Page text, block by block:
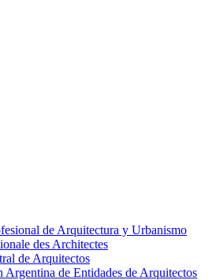
de Arquitectura y Urbanismo
des Architectes
de Arquitectos
Argentina de Entidades de Arquitectos